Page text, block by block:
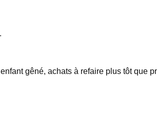
gêné, achats à refaire plus tôt que